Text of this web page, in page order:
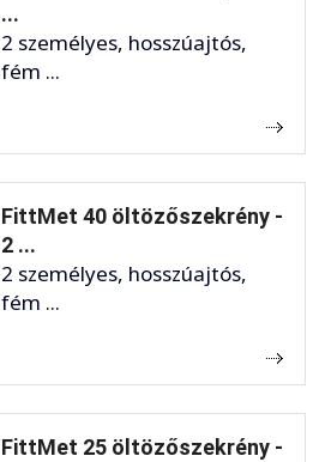
...
2 személyes, hosszúajtós,
fém ...
FittMet 40 öltözőszekrény -
2 ...
2 személyes, hosszúajtós,
fém ...
FittMet 25 öltözőszekrény -